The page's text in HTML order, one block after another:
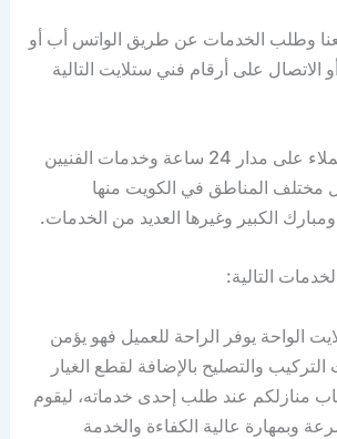
وطلب الخدمات عن طريق الواتس أب أو
الاتصال على أرقام فني ستلايت التالية
نعمل على تلبية العملاء على مدار 24 ساعة وخدمات الفنيين
مختلف المناطق في الكويت منها
الكبير وغيرها العديد من الخدمات.
التالية:
الواحة يوفر الراحة للعميل فهو يؤمن
والتصليح بالإضافة لقطع الغيار
منازلكم عند طلب إحدى خدماته، ليقوم
وبمهارة عالية الكفاءة والخدمة